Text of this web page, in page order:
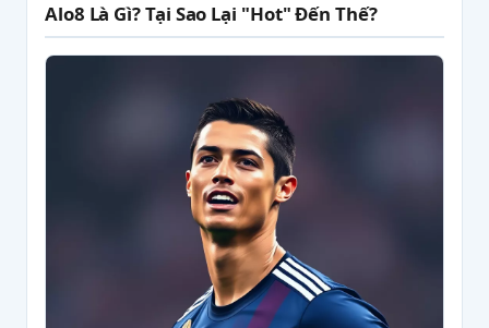
Alo8 Là Gì? Tại Sao Lại "Hot" Đến Thế?